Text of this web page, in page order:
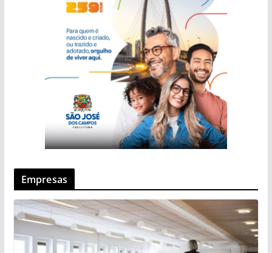
Empresas